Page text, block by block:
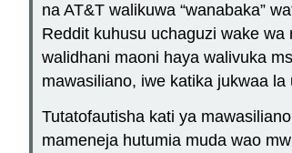
na AT&T walikuwa “wanabaka”
Reddit kuhusu uchaguzi wake
walidhani maoni haya walivuka
mawasiliano, iwe katika jukwaa
Tutatofautisha kati ya
mameneja hutumia muda wao